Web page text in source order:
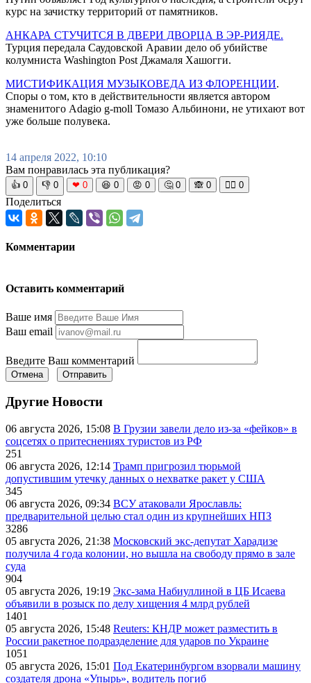
курс на зачистку территорий от памятников.
АНКАРА СТУЧИТСЯ В ДВЕРИ ДВОРЦА В ЭР-РИЯДЕ.
Турция передала Саудовской Аравии дело об убийстве
колумниста Washington Post Джамаля Хашогги.
МИСТИФИКАЦИЯ МУЗЫКОВЕДА ИЗ ФЛОРЕНЦИИ.
Споры о том, кто в действительности является автором
знаменитого Adagio g-moll Томазо Альбинони, не утихают вот
уже больше полувека.
14 апреля 2022, 10:10
Вам понравилась эта публикация?
👍 0 👎 0 ❤ 0 😆 0 😡 0 🤔 0 🙈 0 🧘‍♀️ 0
Поделиться
Комментарии
Оставить комментарий
Ваше имя
Ваш email
Введите Ваш комментарий
Отмена Отправить
Другие Новости
06 августа 2026, 15:08 В Грузии завели дело из-за «фейков» в
соцсетях о притеснениях туристов из РФ
251
06 августа 2026, 12:14 Трамп пригрозил тюрьмой
допустившим утечку данных о нехватке ракет у США
345
06 августа 2026, 09:34 ВСУ атаковали Ярославль:
предварительной целью стал один из крупнейших НПЗ
3286
05 августа 2026, 21:38 Московский экс-депутат Харадизе
получила 4 года колонии, но вышла на свободу прямо в зале
суда
904
05 августа 2026, 19:19 Экс-зама Набиуллиной в ЦБ Исаева
объявили в розыск по делу хищения 4 млрд рублей
1401
05 августа 2026, 15:48 Reuters: КНДР может разместить в
России ракетное подразделение для ударов по Украине
1051
05 августа 2026, 15:01 Под Екатеринбургом взорвали машину
создателя дрона «Упырь», водитель погиб